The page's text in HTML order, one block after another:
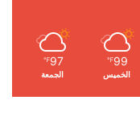
99
℉
الخميس
97
℉
الجمعة